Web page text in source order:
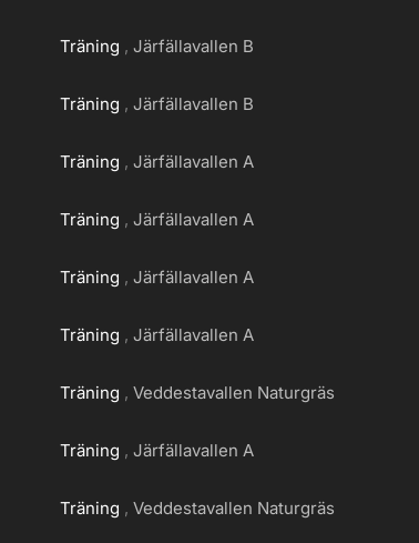
Träning Järfällavallen B
Träning Järfällavallen B
Träning Järfällavallen A
Träning Järfällavallen A
Träning Järfällavallen A
Träning Järfällavallen A
Träning Veddestavallen Naturgräs
Träning Järfällavallen A
Träning Veddestavallen Naturgräs